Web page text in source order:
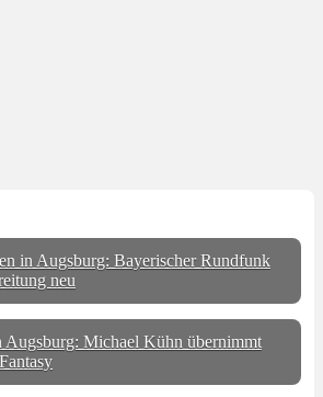
in Augsburg: Bayerischer Rundfunk
neu
Augsburg: Michael Kühn übernimmt